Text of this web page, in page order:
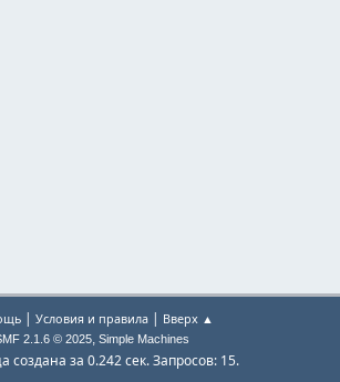
| Условия и правила | Вверх ▲
2.1.6 © 2025, Simple Machines
создана за 0.242 сек. Запросов: 15.